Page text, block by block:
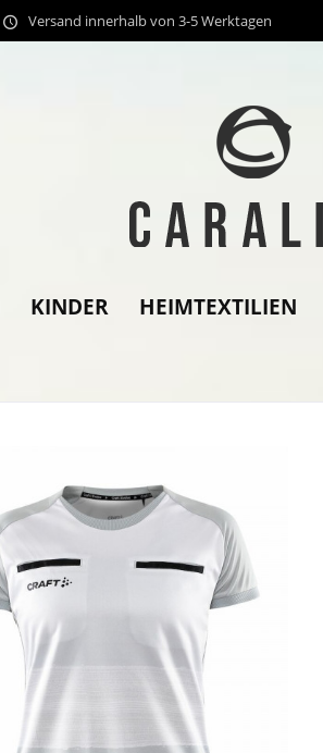
Versand innerhalb von 3-5 Werktagen
KINDER HEIMTEXTILIEN